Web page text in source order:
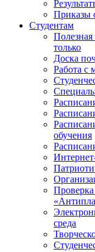
Приказы
Студентам
только
Доска
Работа с
обучения
среда